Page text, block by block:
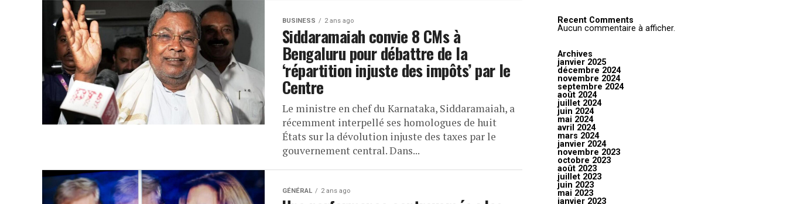
BUSINESS 2 ans ago
Siddaramaiah convie 8 CMs à
Bengaluru pour débattre de la
‘répartition injuste des impôts’ par le
Centre
Le ministre en chef du Karnataka, Siddaramaiah, a
récemment interpellé ses homologues de huit
États sur la dévolution injuste des taxes par le
gouvernement central. Dans...
GÉNÉRAL 2 ans ago
Recent Comments
Aucun commentaire à afficher.
Archives
janvier 2025
décembre 2024
novembre 2024
septembre 2024
août 2024
juillet 2024
juin 2024
mai 2024
avril 2024
mars 2024
janvier 2024
novembre 2023
octobre 2023
août 2023
juillet 2023
juin 2023
mai 2023
janvier 2023